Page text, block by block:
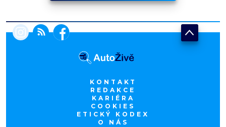
KONTAKT
REDAKCE
KARIÉRA
COOKIES
ETICKÝ KODEX
O NÁS